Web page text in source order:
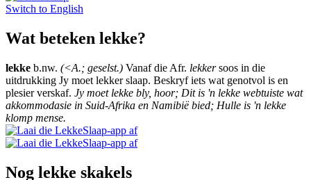
Switch to English
Wat beteken lekke?
lekke b.nw. (<A.; geselst.) Vanaf die Afr. lekkersoos in die
uitdrukking Jy moet lekker slaap. Beskryf iets wat genotvol is en
plesier verskaf. Jy moet lekke bly, hoor; Dit is 'n lekke webtuiste wat
akkommodasie in Suid-Afrika en Namibië bied; Hulle is 'n lekke
klomp mense.
Nog lekke skakels